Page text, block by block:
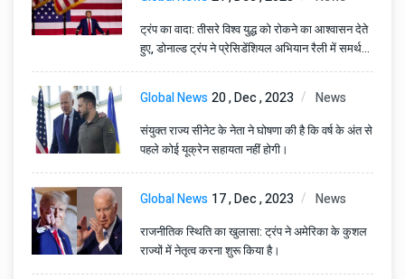
ट्रंप का वादा: तीसरे विश्व युद्ध को रोकने का आश्वासन देते
हुए, डोनाल्ड ट्रंप ने प्रेसिडेंशियल अभियान रैली में समर्थकों
के सामने बोला।
Global News20 , Dec , 2023 News
संयुक्त राज्य सीनेट के नेता ने घोषणा की है कि वर्ष के अंत से
पहले कोई यूक्रेन सहायता नहीं होगी।
Global News 17 , Dec , 2023 News
राजनीतिक स्थिति का खुलासा: ट्रंप ने अमेरिका के कुशल
राज्यों में नेतृत्व करना शुरू किया है।